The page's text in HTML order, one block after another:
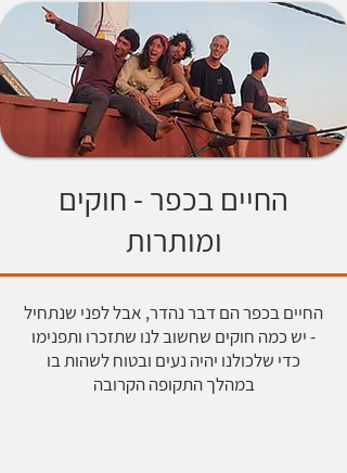
החיים בכפר - חוקים
ומותרות
החיים בכפר הם דבר נהדר, אבל לפני שנתחיל
- יש כמה חוקים שחשוב לנו שתזכרו ותפנימו
כדי שלכולנו יהיה נעים ובטוח לשהות בו
במהלך התקופה הקרובה